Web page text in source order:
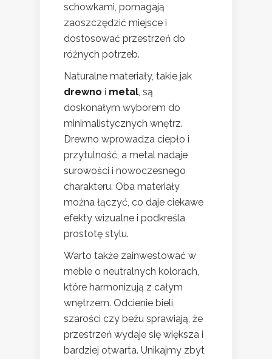
schowkami, pomagają
zaoszczędzić miejsce i
dostosować przestrzeń do
różnych potrzeb.
Naturalne materiały, takie jak
drewno i metal, są
doskonałym wyborem do
minimalistycznych wnętrz.
Drewno wprowadza ciepło i
przytulność, a metal nadaje
surowości i nowoczesnego
charakteru. Oba materiały
można łączyć, co daje ciekawe
efekty wizualne i podkreśla
prostotę stylu.
Warto także zainwestować w
meble o neutralnych kolorach,
które harmonizują z całym
wnętrzem. Odcienie bieli,
szarości czy beżu sprawiają, że
przestrzeń wydaje się większa i
bardziej otwarta. Unikajmy zbyt